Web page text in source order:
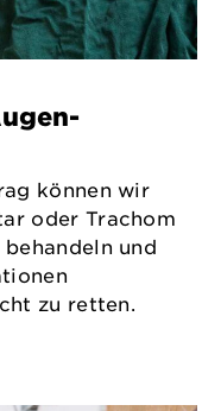
können wir
oder Trachom
und
zu retten.